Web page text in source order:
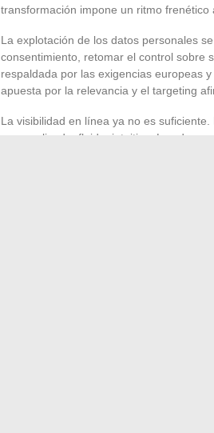
transformación impone un ritmo frenético
La explotación de los datos personales
consentimiento, retomar el control sobre
respaldada por las exigencias europeas
apuesta por la relevancia y el targeting
La visibilidad en línea ya no es
personalizada, fluida, intuitiva. Los